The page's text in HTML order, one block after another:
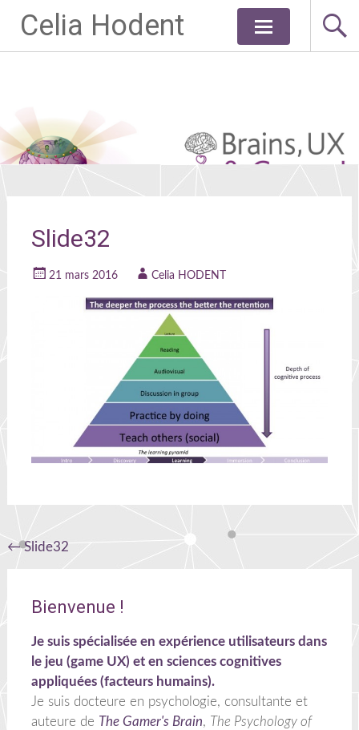
Celia Hodent
Aller
Slide32
21 mars 2016 Celia HODENT
Navigation
l'article
←Slide32
Bienvenue !
Je suis spécialisée en expérience utilisateurs dans
le jeu (game UX) et en sciences cognitives
appliquées (facteurs humains).
Je suis docteure en psychologie, consultante et
auteure de The Gamer's Brain, The Psychology of